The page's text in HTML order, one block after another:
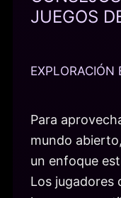
JUEGOS
EXPLORACIÓN
Para
mundo
un enfoque
Los jugadores